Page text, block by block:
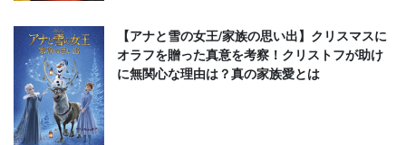
【アナと雪の女王/家族の思い出】クリスマスに
オラフを贈った真意を考察！クリストフが助け
に無関心な理由は？真の家族愛とは